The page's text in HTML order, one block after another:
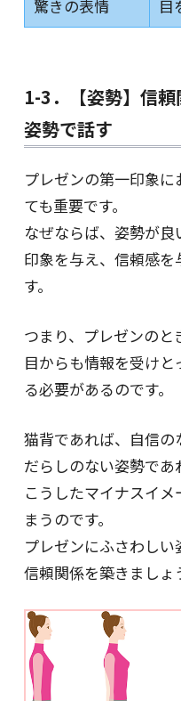
驚きの表情 目
1-3．【姿勢】信
姿勢で話す
プレゼンの第一印象
ても重要です。
なぜならば、姿勢が
印象を与え、信頼感
す。
つまり、プレゼンの
目からも情報を受け
る必要があるのです。
猫背であれば、自信の
だらしのない姿勢であ
こうしたマイナスイ
まうのです。
プレゼンにふさわし
信頼関係を築きましょ